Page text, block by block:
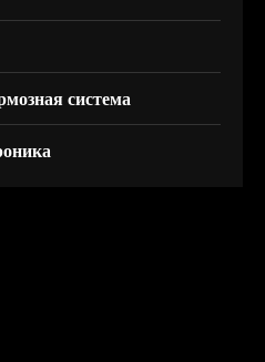
система